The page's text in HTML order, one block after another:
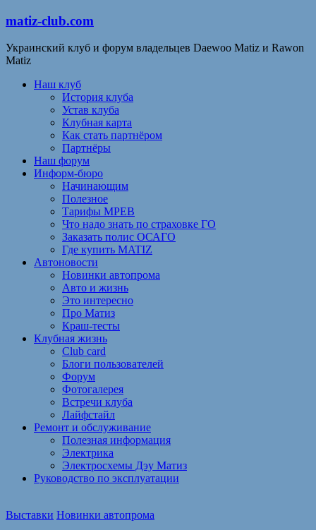
matiz-club.com
Украинский клуб и форум владельцев Daewoo Matiz и Rawon
Matiz
Наш клуб
История клуба
Устав клуба
Клубная карта
Как стать партнёром
Партнёры
Наш форум
Информ-бюро
Начинающим
Полезное
Тарифы МРЕВ
Что надо знать по страховке ГО
Заказать полис ОСАГО
Где купить MATIZ
Автоновости
Новинки автопрома
Авто и жизнь
Это интересно
Про Матиз
Краш-тесты
Клубная жизнь
Club card
Блоги пользователей
Форум
Фотогалерея
Встречи клуба
Лайфстайл
Ремонт и обслуживание
Полезная информация
Электрика
Электросхемы Дэу Матиз
Руководство по эксплуатации
Выставки Новинки автопрома